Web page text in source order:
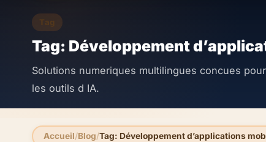
Tag
Tag: Développement
Solutions numeriques multilingues concues
les outils d IA.
Accueil Blog Tag: Développement d’applications